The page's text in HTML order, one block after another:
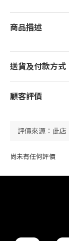
商品描述
送貨及付款方式
顧客評價
尚未有任何評價